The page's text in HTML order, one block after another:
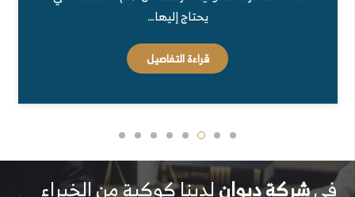
يحتاج إليها…
قراءة التفاصيل
فيشركة ديوانلدينا كوكبة من الخبراء